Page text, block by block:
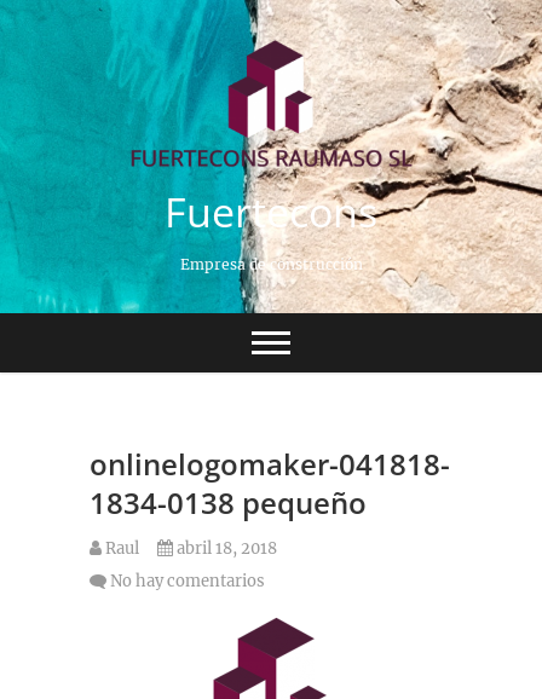
Saltar
Fuertecons
Empresa de construcción
onlinelogomaker-041818-
1834-0138 pequeño
Raul
abril 18, 2018
No hay comentarios